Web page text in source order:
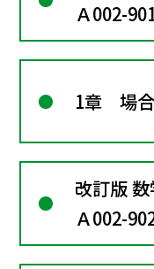
Ａ002-901
1章 場
改訂版
Ａ002-902